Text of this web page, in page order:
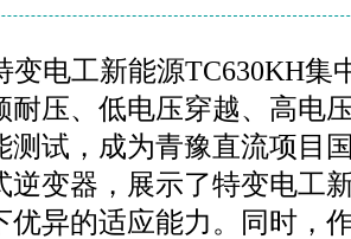
变电工新能源TC630KH集
耐压、低电压穿越、高电
测试，成为青豫直流项目
逆变器，展示了特变电工
优异的适应能力。同时，